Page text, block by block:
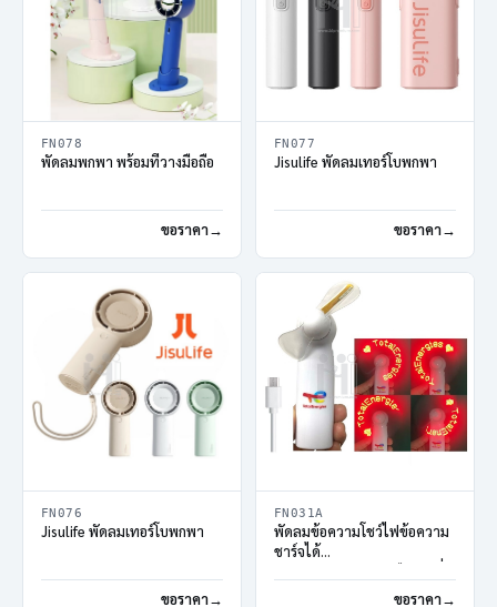
FN078
พัดลมพกพา พร้อมที่วางมือถือ
ขอราคา
FN077
Jisulife พัดลมเทอร์โบพกพา
ขอราคา
FN076
Jisulife พัดลมเทอร์โบพกพา
ขอราคา
FN031A
พัดลมข้อความโชว์ไฟข้อความ
ชาร์จได้
ขอราคา